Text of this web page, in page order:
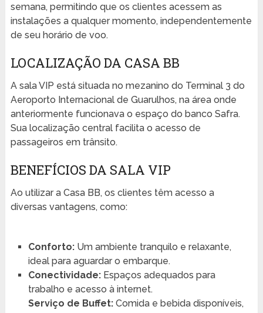
semana, permitindo que os clientes acessem as
instalações a qualquer momento, independentemente
de seu horário de voo.
LOCALIZAÇÃO DA CASA BB
A sala VIP está situada no mezanino do Terminal 3 do
Aeroporto Internacional de Guarulhos, na área onde
anteriormente funcionava o espaço do banco Safra.
Sua localização central facilita o acesso de
passageiros em trânsito.
BENEFÍCIOS DA SALA VIP
Ao utilizar a Casa BB, os clientes têm acesso a
diversas vantagens, como:
Conforto:Um ambiente tranquilo e relaxante,
ideal para aguardar o embarque.
Conectividade:Espaços adequados para
trabalho e acesso à internet.
Serviço de Buffet:Comida e bebida disponíveis,